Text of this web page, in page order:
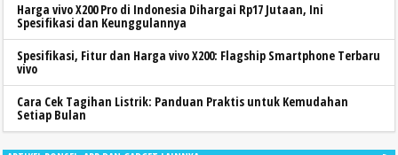
Harga vivo X200 Pro di Indonesia Dihargai Rp17 Jutaan, Ini
Spesifikasi dan Keunggulannya
Spesifikasi, Fitur dan Harga vivo X200: Flagship Smartphone Terbaru
vivo
Cara Cek Tagihan Listrik: Panduan Praktis untuk Kemudahan
Setiap Bulan